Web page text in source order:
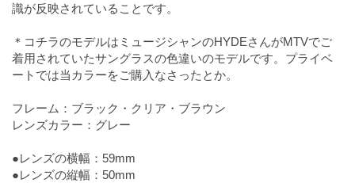
識が反映されていることです。
＊コチラのモデルはミュージシャンのHYDEさんがMTVでご
着用されていたサングラスの色違いのモデルです。プライベ
ートでは当カラーをご購入なさったとか。
フレーム：ブラック・クリア・ブラウン
レンズカラー：グレー
●レンズの横幅：59mm
●レンズの縦幅：50mm